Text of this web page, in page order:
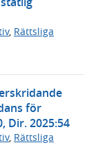
, Rättsliga
för
Dir. 2025:54
, Rättsliga